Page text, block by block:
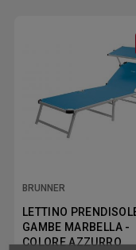
BRUNNER
LETTINO
GAMBE MARBELLA -
COLORE AZZURRO